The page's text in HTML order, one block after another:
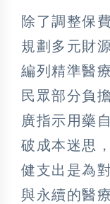
除了調整保
規劃多元財
編列精準醫
民眾部分負
廣指示用藥
破成本迷思
健支出是為
與永續的醫